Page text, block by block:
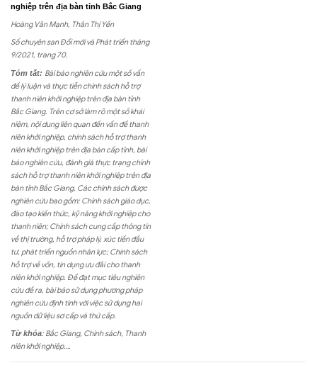
nghiệp trên địa bàn tỉnh Bắc Giang
Hoàng Văn Mạnh, Thân Thị Yến
Số chuyên san Đổi mới và Phát triển tháng
9/2021, trang 70.
Tóm tắt: Bài báo nghiên cứu một số vấn
đề lý luận và thực tiễn chính sách hỗ trợ
thanh niên khởi nghiệp trên địa bàn tỉnh
Bắc Giang. Trên cơ sở làm rõ một số khái
niệm, nội dung liên quan đến vấn đề thanh
niên khởi nghiệp, chính sách hỗ trợ thanh
niên khởi nghiệp trên địa bàn cấp tỉnh, bài
báo nghiên cứu, đánh giá thực trạng chính
sách hỗ trợ thanh niên khởi nghiệp trên địa
bàn tỉnh Bắc Giang. Các chính sách được
nghiên cứu bao gồm: Chính sách giáo dục,
đào tạo kiến thức, kỹ năng khởi nghiệp cho
thanh niên; Chính sách cung cấp thông tin
về thị trường, hỗ trợ pháp lý, xúc tiến đầu
tư, phát triển nguồn nhân lực; Chính sách
hỗ trợ về vốn, tín dụng ưu đãi cho thanh
niên khởi nghiệp. Để đạt mục tiêu nghiên
cứu đề ra, bài báo sử dụng phương pháp
nghiên cứu định tính với việc sử dụng hai
nguồn dữ liệu sơ cấp và thứ cấp.
Từ khóa: Bắc Giang, Chính sách, Thanh
niên khởi nghiệp….